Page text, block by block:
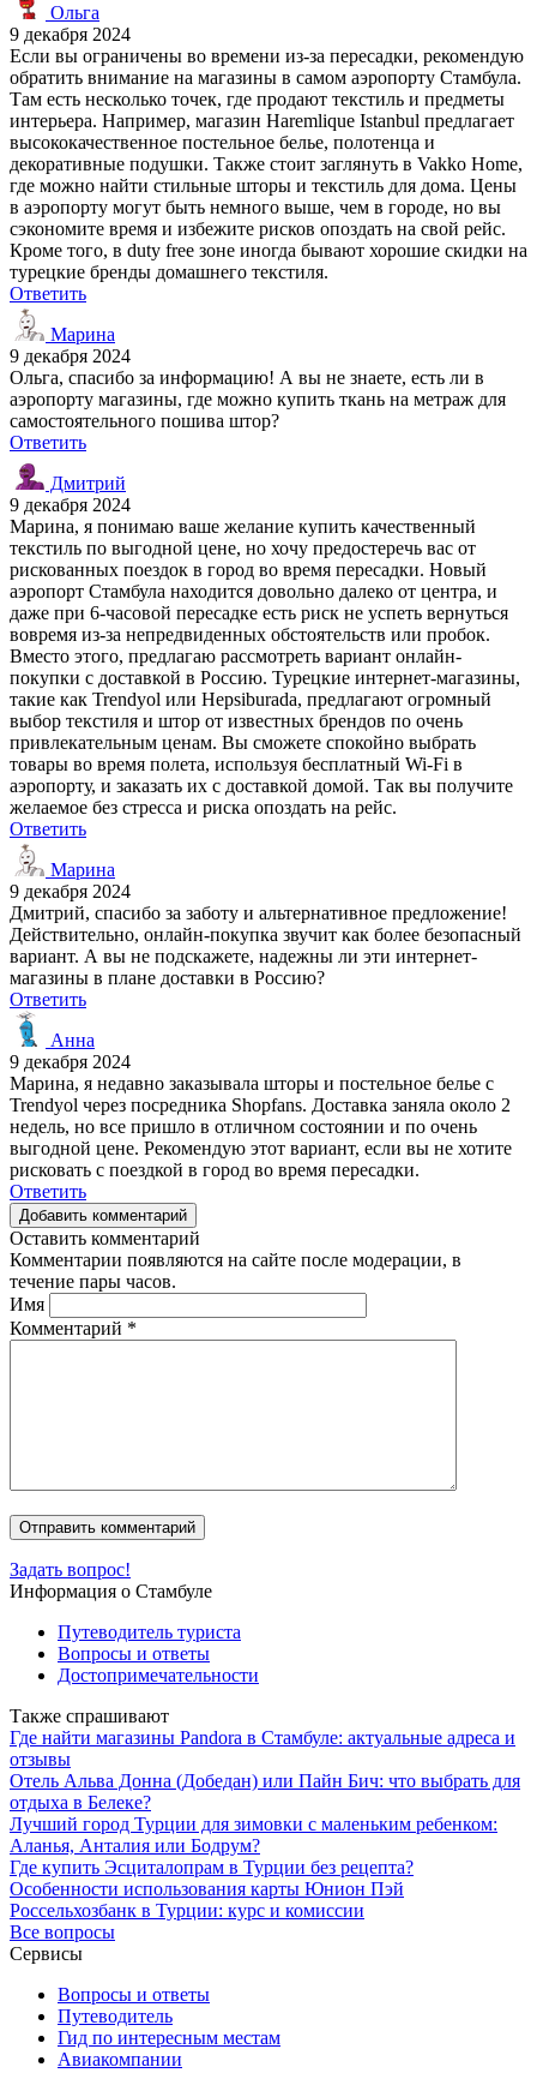
Ольга
9 декабря 2024
Если вы ограничены во времени из-за пересадки, рекомендую
обратить внимание на магазины в самом аэропорту Стамбула.
Там есть несколько точек, где продают текстиль и предметы
интерьера. Например, магазин Haremlique Istanbul предлагает
высококачественное постельное белье, полотенца и
декоративные подушки. Также стоит заглянуть в Vakko Home,
где можно найти стильные шторы и текстиль для дома. Цены
в аэропорту могут быть немного выше, чем в городе, но вы
сэкономите время и избежите рисков опоздать на свой рейс.
Кроме того, в duty free зоне иногда бывают хорошие скидки на
турецкие бренды домашнего текстиля.
Ответить
Марина
9 декабря 2024
Ольга, спасибо за информацию! А вы не знаете, есть ли в
аэропорту магазины, где можно купить ткань на метраж для
самостоятельного пошива штор?
Ответить
Дмитрий
9 декабря 2024
Марина, я понимаю ваше желание купить качественный
текстиль по выгодной цене, но хочу предостеречь вас от
рискованных поездок в город во время пересадки. Новый
аэропорт Стамбула находится довольно далеко от центра, и
даже при 6-часовой пересадке есть риск не успеть вернуться
вовремя из-за непредвиденных обстоятельств или пробок.
Вместо этого, предлагаю рассмотреть вариант онлайн-
покупки с доставкой в Россию. Турецкие интернет-магазины,
такие как Trendyol или Hepsiburada, предлагают огромный
выбор текстиля и штор от известных брендов по очень
привлекательным ценам. Вы сможете спокойно выбрать
товары во время полета, используя бесплатный Wi-Fi в
аэропорту, и заказать их с доставкой домой. Так вы получите
желаемое без стресса и риска опоздать на рейс.
Ответить
Марина
9 декабря 2024
Дмитрий, спасибо за заботу и альтернативное предложение!
Действительно, онлайн-покупка звучит как более безопасный
вариант. А вы не подскажете, надежны ли эти интернет-
магазины в плане доставки в Россию?
Ответить
Анна
9 декабря 2024
Марина, я недавно заказывала шторы и постельное белье с
Trendyol через посредника Shopfans. Доставка заняла около 2
недель, но все пришло в отличном состоянии и по очень
выгодной цене. Рекомендую этот вариант, если вы не хотите
рисковать с поездкой в город во время пересадки.
Ответить
Добавить комментарий
Оставить комментарий
Комментарии появляются на сайте после модерации, в
течение пары часов.
Имя
Комментарий *
Задать вопрос!
Информация о Стамбуле
Путеводитель туриста
Вопросы и ответы
Достопримечательности
Также спрашивают
Где найти магазины Pandora в Стамбуле: актуальные адреса и
отзывы
Отель Альва Донна (Добедан) или Пайн Бич: что выбрать для
отдыха в Белеке?
Лучший город Турции для зимовки с маленьким ребенком:
Аланья, Анталия или Бодрум?
Где купить Эсциталопрам в Турции без рецепта?
Особенности использования карты Юнион Пэй
Россельхозбанк в Турции: курс и комиссии
Все вопросы
Сервисы
Вопросы и ответы
Путеводитель
Гид по интересным местам
Авиакомпании